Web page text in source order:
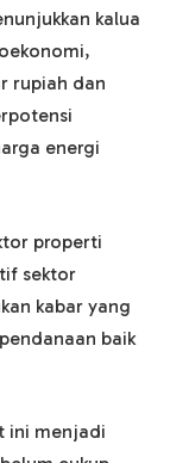
kalua
rupiah dan
energi
properti
sektor
kabar yang
baik
ini menjadi